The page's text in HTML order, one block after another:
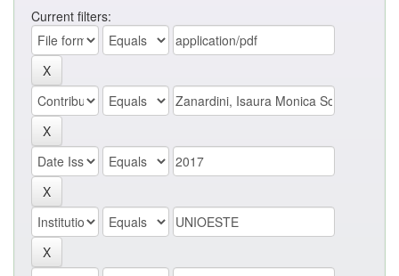
Current filters: